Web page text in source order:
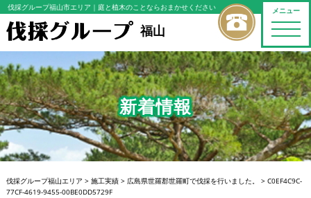
メニュー
toggle
伐採グループ福山市エリア ｜庭と植木のことならおまかせください
福山
新着情報
伐採グループ福山エリア > 施工実績> 広島県世羅郡世羅町で伐採を行いました。 > C0EF4C9C-
77CF-4619-9455-00BE0DD5729F